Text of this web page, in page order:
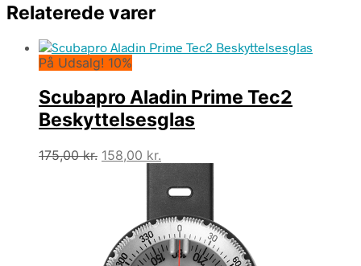
Relaterede varer
På Udsalg! 10%
Scubapro Aladin Prime Tec2
Beskyttelsesglas
175,00kr. Den
oprindelige
175,00 kr..
158,00 kr.
pris
er:
158,00 kr..